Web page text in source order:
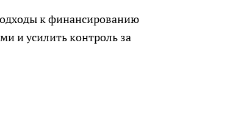
к финансированию
и усилить контроль за